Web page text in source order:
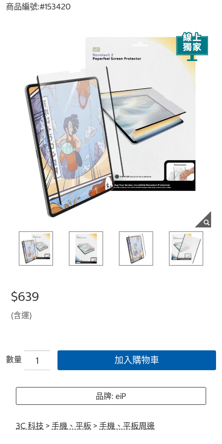
商品編號:#153420
$639
(含運)
數量 加入購物車
品牌: eiP
3C 科技 > 手機、平板 > 手機、平板周邊